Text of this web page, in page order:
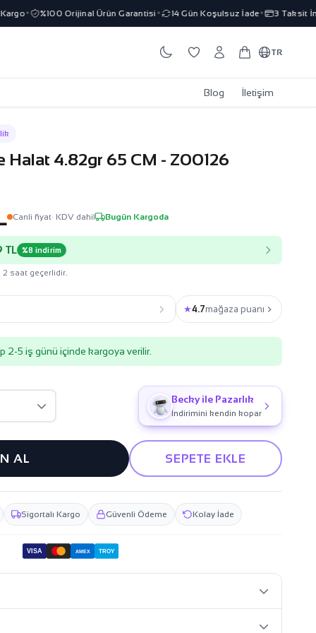
✦ %100 Orijinal Ürün Garantisi✦ 14 Gün Koşulsuz İade ✦ 3 Taksit
TR
Blog İletişim
Halat 4.82gr 65 CM - Z00126
Canli fiyat· KDV dahil Bugün Kargoda
TL %8 indirim
2 saat geçerlidir.
★4.7mağaza puanı
2-5 iş günü içinde kargoya verilir.
Becky ile Pazarlık
İndirimini kendin kopar
AL SEPETE EKLE
Sigortalı Kargo Güvenli Ödeme Kolay İade
VISA AMEX TROY